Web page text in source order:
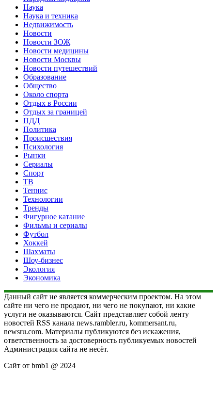
Наука
Наука и техника
Недвижимость
Новости
Новости ЗОЖ
Новости медицины
Новости Москвы
Новости путешествий
Образование
Общество
Около спорта
Отдых в России
Отдых за границей
ПДД
Политика
Происшествия
Психология
Рынки
Сериалы
Спорт
ТВ
Теннис
Технологии
Тренды
Фигурное катание
Фильмы и сериалы
Футбол
Хоккей
Шахматы
Шоу-бизнес
Экология
Экономика
Данный сайт не является коммерческим проектом. На этом
сайте ни чего не продают, ни чего не покупают, ни какие
услуги не оказываются. Сайт представляет собой ленту
новостей RSS канала news.rambler.ru, kommersant.ru,
newsru.com. Материалы публикуются без искажения,
ответственность за достоверность публикуемых новостей
Администрация сайта не несёт.
Сайт от bmb1 @ 2024